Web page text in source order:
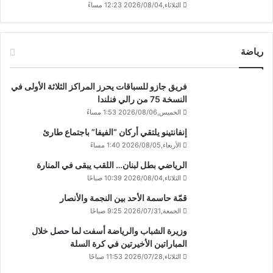
الثلاثاء,2026/08/04 12:23 مساءً
رياضة
فريق جازو للسباقات يحرز المراكز الثلاثة الأولى في
النسخة 75 من رالي فنلندا
الخميس,2026/08/06 1:53 مساءً
إنفانتينو يلتقي أركان “الفيفا” باجتماع طارئ
الأربعاء,2026/08/05 1:40 مساءً
الرياضي بطل لبنان… اللقب يبقى في المنارة
الثلاثاء,2026/08/04 10:39 صباحًا
قمّة حاسمة الأحد بين النجمة والأنصار
الجمعة,2026/07/31 9:25 صباحًا
وزيرة الشباب والرياضة أسفت لما حصل خلال
المباراتين الأخيرتين في كرة السلة
الثلاثاء,2026/07/28 11:53 صباحًا